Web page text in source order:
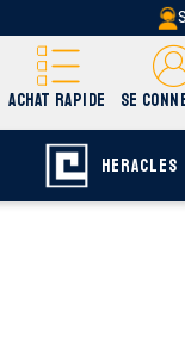
ACHAT RAPIDE SE
HERACLES